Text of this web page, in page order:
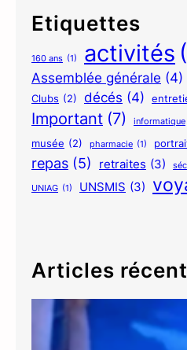
t
i
o
n
s
U
n
i
e
6
Etiquettes
160 ans (1) activités
Assemblée générale (4)
Clubs (2) décés (4)
Important (7) informatique
musée (2) pharmacie (1)
repas (5) retraites (3)
UNIAG (1) UNSMIS (3)
Articles